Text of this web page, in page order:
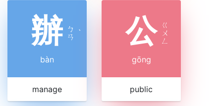
辦 ㄅ
ㄢ ˋ
bàn
manage
公 ㄍ
ㄨ
ㄥ
gōng
public